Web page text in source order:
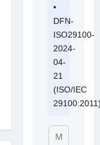
•
DFN-
ISO29100-
2024-
04-
21
(ISO/IEC